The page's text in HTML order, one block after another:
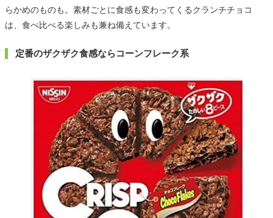
らかめのものも。素材ごとに食感も変わってくるクランチチョコ
は、食べ比べる楽しみも兼ね備えています。
定番のザクザク食感ならコーンフレーク系